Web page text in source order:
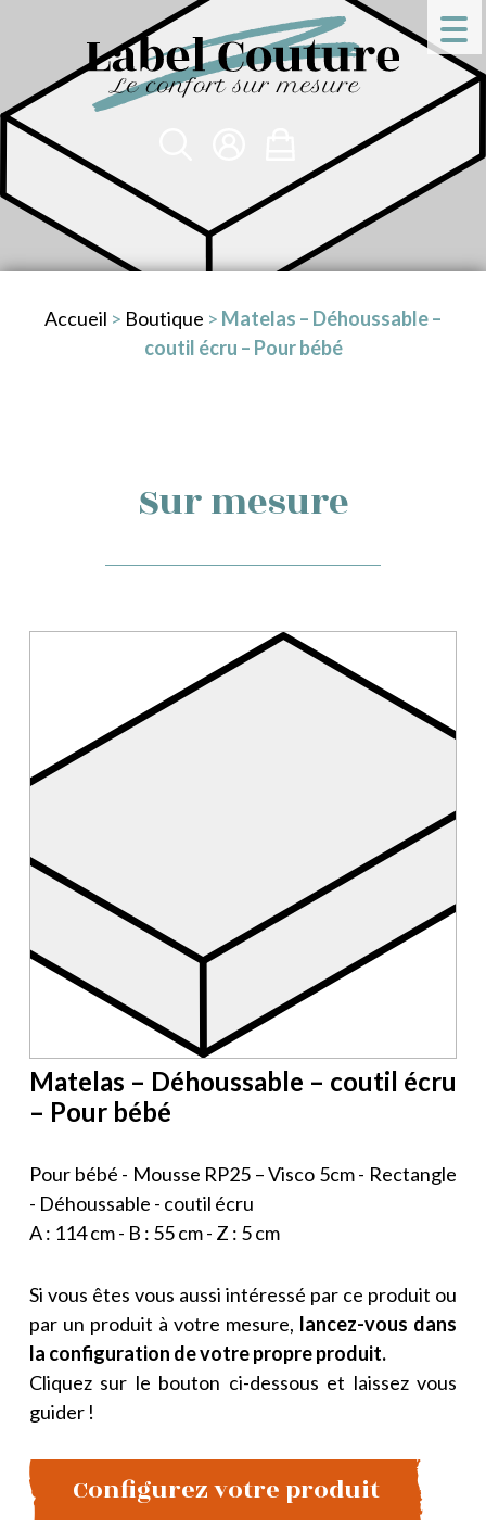
Accueil > Boutique > Matelas – Déhoussable –
coutil écru – Pour bébé
Sur mesure
Matelas – Déhoussable – coutil écru
– Pour bébé
Pour bébé - Mousse RP25 – Visco 5cm - Rectangle
- Déhoussable - coutil écru
A : 114 cm - B : 55 cm - Z : 5 cm
Si vous êtes vous aussi intéressé par ce produit ou
par un produit à votre mesure, lancez-vous dans
la configuration de votre propre produit.
Cliquez sur le bouton ci-dessous et laissez vous
guider !
Configurez votre produit